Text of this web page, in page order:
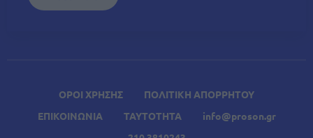
ΟΡΟΙ ΧΡΗΣΗΣ
ΠΟΛΙΤΙΚΗ ΑΠΟΡΡΗΤΟΥ
ΕΠΙΚΟΙΝΩΝΙΑ
ΤΑΥΤΟΤΗΤΑ
info@proson.gr